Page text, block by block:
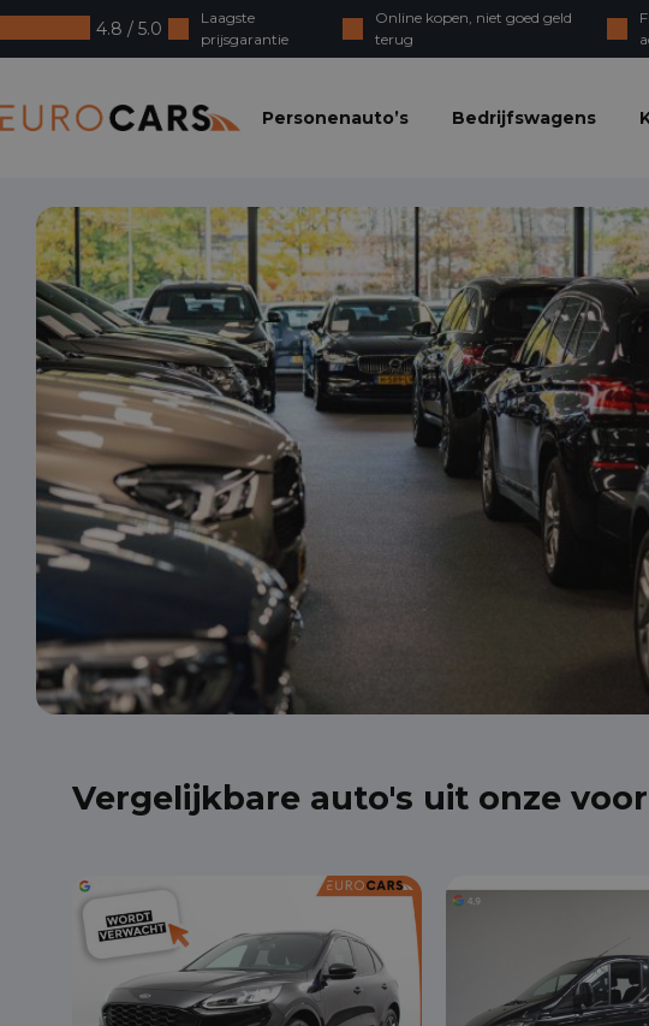
4.8 / 5.0
Laagste
prijsgarantie
Online kopen, niet goed geld
terug
Personenauto’s
Bedrijfswagens
Vergelijkbare auto's uit onze